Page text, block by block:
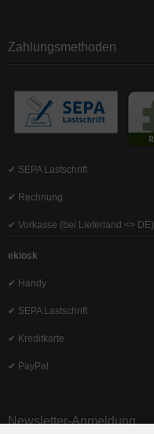
Zahlungsmethoden
✔ SEPA Lastschrift
✔ Rechnung
✔ Vorkasse (bei Lieferland <> DE)
ekiosk
✔ Handy
✔ SEPA Lastschrift
✔ Kreditkarte
✔ PayPal
Newsletter-Anmeldung